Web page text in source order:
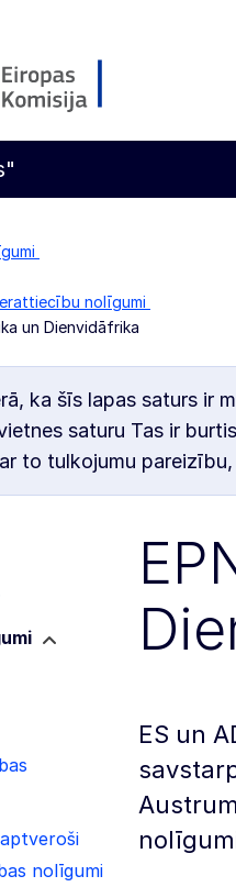
nolīgumi
un Dienvidāfrika
ka šīs lapas saturs ir
saturu Tas ir
to tulkojumu
nolīgumi
ES un